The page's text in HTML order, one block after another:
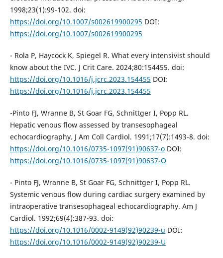
1998;23(1):99-102. doi:
https://doi.org/10.1007/s002619900295 DOI:
https://doi.org/10.1007/s002619900295
- Rola P, Haycock K, Spiegel R. What every intensivist should
know about the IVC. J Crit Care. 2024;80:154455. doi:
https://doi.org/10.1016/j.jcrc.2023.154455 DOI:
https://doi.org/10.1016/j.jcrc.2023.154455
-Pinto FJ, Wranne B, St Goar FG, Schnittger I, Popp RL.
Hepatic venous flow assessed by transesophageal
echocardiography. J Am Coll Cardiol. 1991;17(7):1493-8. doi:
https://doi.org/10.1016/0735-1097(91)90637-oDOI:
https://doi.org/10.1016/0735-1097(91)90637-O
- Pinto FJ, Wranne B, St Goar FG, Schnittger I, Popp RL.
Systemic venous flow during cardiac surgery examined by
intraoperative transesophageal echocardiography. Am J
Cardiol. 1992;69(4):387-93. doi:
https://doi.org/10.1016/0002-9149(92)90239-u DOI:
https://doi.org/10.1016/0002-9149(92)90239-U